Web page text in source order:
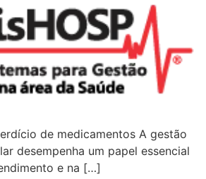
de medicamentos A gestão
desempenha um papel essencial
e na […]